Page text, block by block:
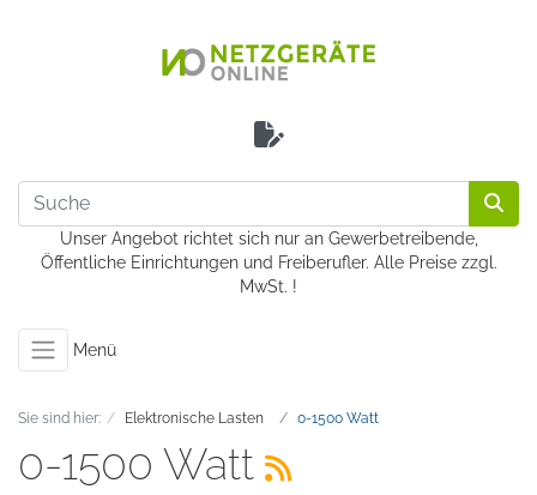
Unser Angebot richtet sich nur an Gewerbetreibende,
Öffentliche Einrichtungen und Freiberufler. Alle Preise zzgl.
MwSt. !
Menü
Sie sind hier: Elektronische Lasten 0-1500 Watt
0-1500 Watt